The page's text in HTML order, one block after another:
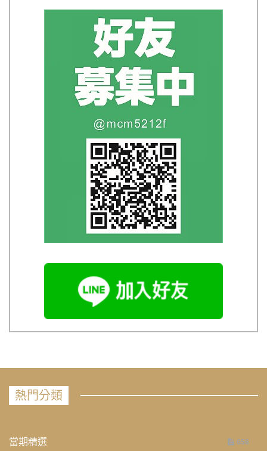
熱門分類
當期精選 658